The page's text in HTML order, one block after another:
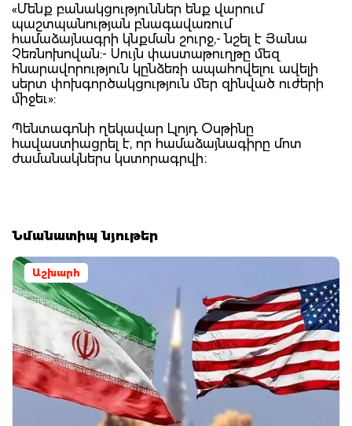
«Մենք բանակցություններ ենք վարում
պաշտպանության բնագավառում
համաձայնագրի կնքման շուրջ,- նշել է Յանա
Չեռնոխովան:- Սույն փաստաթուղթը մեզ
հնարավորություն կընձեռի ապահովելու ավելի
սերտ փոխգործակցություն մեր զինված ուժերի
միջեւ»:
Պենտագոնի ղեկավար Լլոյդ Օսթինը
հավաստիացրել է, որ համաձայնագիրը մոտ
ժամանակներս կստորագրվի։
Նմանատիպ նյութեր
Աշխարհ